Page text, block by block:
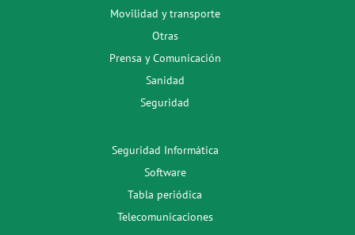
Movilidad y transporte
Otras
Prensa y Comunicación
Sanidad
Seguridad
Seguridad Informática
Software
Tabla periódica
Telecomunicaciones